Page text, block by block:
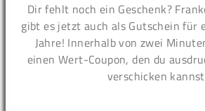
Dir fehlt noch ein Geschenk?
gibt es jetzt auch als Gutschein für
Jahre! Innerhalb von zwei
einen Wert-Coupon, den du
verschicken